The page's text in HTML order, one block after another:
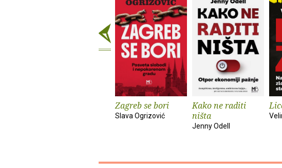
Zagreb se bori
Slava Ogrizović
Kako ne raditi
ništa
Jenny Odell